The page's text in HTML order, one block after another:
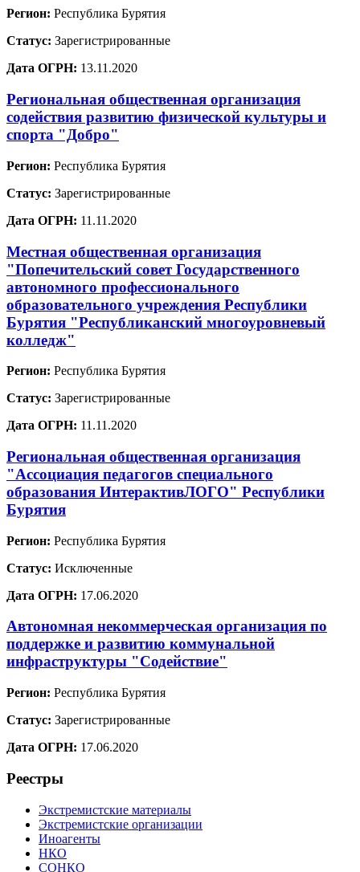
Регион: Республика Бурятия
Статус: Зарегистрированные
Дата ОГРН: 13.11.2020
Региональная общественная организация
содействия развитию физической культуры и
спорта "Добро"
Регион: Республика Бурятия
Статус: Зарегистрированные
Дата ОГРН: 11.11.2020
Местная общественная организация
"Попечительский совет Государственного
автономного профессионального
образовательного учреждения Республики
Бурятия "Республиканский многоуровневый
колледж"
Регион: Республика Бурятия
Статус: Зарегистрированные
Дата ОГРН: 11.11.2020
Региональная общественная организация
"Ассоциация педагогов специального
образования ИнтерактивЛОГО" Республики
Бурятия
Регион: Республика Бурятия
Статус: Исключенные
Дата ОГРН: 17.06.2020
Автономная некоммерческая организация по
поддержке и развитию коммунальной
инфраструктуры "Содействие"
Регион: Республика Бурятия
Статус: Зарегистрированные
Дата ОГРН: 17.06.2020
Реестры
Экстремистские материалы
Экстремистские организации
Иноагенты
НКО
СОНКО